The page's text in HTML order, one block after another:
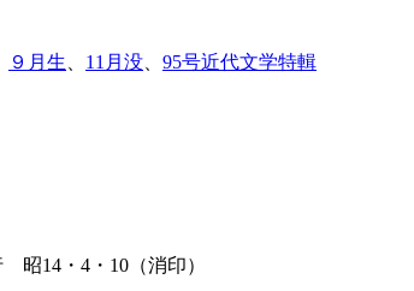
９月生 11月没 95号近代文学特輯
14・4・10（消印）